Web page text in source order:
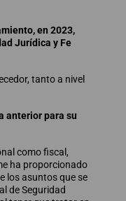
en 2023,
Jurídica y Fe
tanto a nivel
anterior para su
como fiscal,
ha proporcionado
los asuntos que se
de Seguridad